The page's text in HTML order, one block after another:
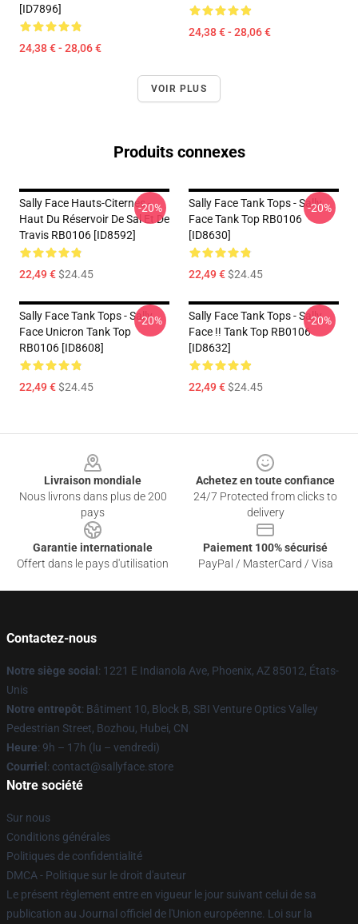
[ID7896]
24,38 € - 28,06 €
24,38 € - 28,06 €
VOIR PLUS
Produits connexes
Sally Face Hauts-Citernes -
Haut Du Réservoir De Sal Et De
Travis RB0106 [ID8592]
22,49 €$24.45
-20%
Sally Face Tank Tops - Sally
Face Tank Top RB0106
[ID8630]
22,49 €$24.45
-20%
Sally Face Tank Tops - Sally
Face Unicron Tank Top
RB0106 [ID8608]
22,49 €$24.45
-20%
Sally Face Tank Tops - Sally
Face !! Tank Top RB0106
[ID8632]
22,49 €$24.45
-20%
Livraison mondiale
Nous livrons dans plus de 200
pays
Achetez en toute confiance
24/7 Protected from clicks to
delivery
Garantie internationale
Offert dans le pays d'utilisation
Paiement 100% sécurisé
PayPal / MasterCard / Visa
Contactez-nous
Notre siège social : 1221 E Indianola Ave, Phoenix, AZ 85012, États-
Unis
Notre entrepôt: Bâtiment 10, Block B, SBI Venture Optics Valley
Pedestrian Street, Bozhou, Hubei, CN
Heure: 9h – 17h (lu – vendredi)
Courriel : contact@sallyface.store
Notre société
Sur nous
Conditions générales
Politiques de confidentialité
DMCA - Politique sur le droit d'auteur
Le présent règlement entre en vigueur le jour suivant celui de sa
publication au Journal officiel de l'Union européenne. Loi sur la